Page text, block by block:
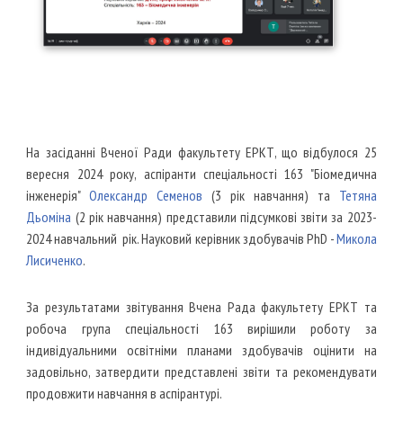
На засіданні Вченої Ради факультету ЕРКТ,що відбулося 25
вересня 2024 року, аспіранти спеціальності 163 "Біомедична
інженерія"Олександр Семенов (3 рік навчання) та Тетяна
Дьоміна (2 рік навчання) представили підсумкові звіти за 2023-
2024 навчальний рік. Науковий керівник здобувачів PhD -Микола
Лисиченко.
За результатами звітування Вчена Радафакультету ЕРКТ та
робоча група спеціальності 163 вирішили роботу за
індивідуальними освітніми планами здобувачів оцінити на
задовільно,затвердити представлені звіти та рекомендувати
продовжити навчання в аспірантурі.